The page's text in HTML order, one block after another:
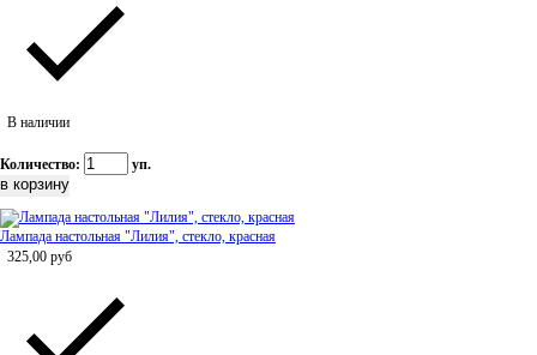
В наличии
Количество: уп.
Лампада настольная "Лилия", стекло, красная
325,00 руб